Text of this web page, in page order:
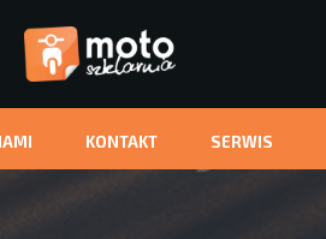
KONTAKT SERWIS